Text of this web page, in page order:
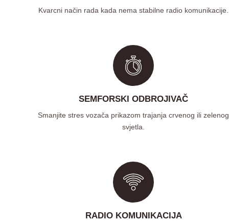
Kvarcni način rada kada nema stabilne radio komunikacije.
SEMFORSKI ODBROJIVAČ
Smanjite stres vozača prikazom trajanja crvenog ili zelenog
svjetla.
RADIO KOMUNIKACIJA